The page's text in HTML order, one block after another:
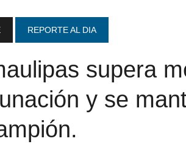
2026 | 💧🚰 ¡AGUA PARA LA COMUNIDAD!
2026 ¡TRABAJO EN EQUIPO Y RESULTADOS!
2026 | TAMAULIPAS TE INVITA A DESCUBRIR EL
REPORTE AL DIA
supera
y se